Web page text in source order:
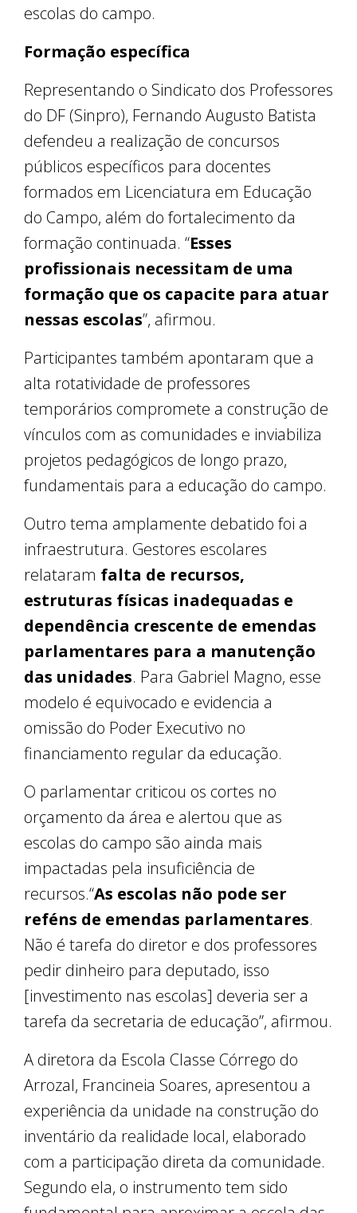
escolas do campo.
Formação específica
Representando o Sindicato dos Professores
do DF (Sinpro), Fernando Augusto Batista
defendeu a realização de concursos
públicos específicos para docentes
formados em Licenciatura em Educação
do Campo, além do fortalecimento da
formação continuada. “Esses
profissionais necessitam de uma
formação que os capacite para atuar
nessas escolas”, afirmou.
Participantes também apontaram que a
alta rotatividade de professores
temporários compromete a construção de
vínculos com as comunidades e inviabiliza
projetos pedagógicos de longo prazo,
fundamentais para a educação do campo.
Outro tema amplamente debatido foi a
infraestrutura. Gestores escolares
relataram falta de recursos,
estruturas físicas inadequadas e
dependência crescente de emendas
parlamentares para a manutenção
das unidades. Para Gabriel Magno, esse
modelo é equivocado e evidencia a
omissão do Poder Executivo no
financiamento regular da educação.
O parlamentar criticou os cortes no
orçamento da área e alertou que as
escolas do campo são ainda mais
impactadas pela insuficiência de
recursos.“As escolas não pode ser
reféns de emendas parlamentares.
Não é tarefa do diretor e dos professores
pedir dinheiro para deputado, isso
[investimento nas escolas] deveria ser a
tarefa da secretaria de educação”, afirmou.
A diretora da Escola Classe Córrego do
Arrozal, Francineia Soares, apresentou a
experiência da unidade na construção do
inventário da realidade local, elaborado
com a participação direta da comunidade.
Segundo ela, o instrumento tem sido